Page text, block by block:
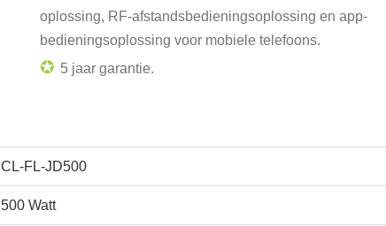
oplossing, RF-afstandsbedieningsoplossing en app-
bedieningsoplossing voor mobiele telefoons.
✪ 5 jaar garantie.
CL-FL-JD500
500 Watt